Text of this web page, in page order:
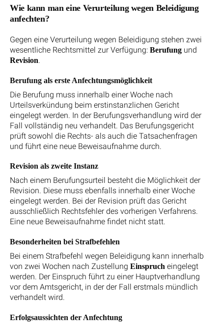
Wie kann man eine Verurteilung wegen Beleidigung
anfechten?
Gegen eine Verurteilung wegen Beleidigung stehen zwei
wesentliche Rechtsmittel zur Verfügung: Berufung und
Revision.
Berufung als erste Anfechtungsmöglichkeit
Die Berufung muss innerhalb einer Woche nach
Urteilsverkündung beim erstinstanzlichen Gericht
eingelegt werden. In der Berufungsverhandlung wird der
Fall vollständig neu verhandelt. Das Berufungsgericht
prüft sowohl die Rechts- als auch die Tatsachenfragen
und führt eine neue Beweisaufnahme durch.
Revision als zweite Instanz
Nach einem Berufungsurteil besteht die Möglichkeit der
Revision. Diese muss ebenfalls innerhalb einer Woche
eingelegt werden. Bei der Revision prüft das Gericht
ausschließlich Rechtsfehler des vorherigen Verfahrens.
Eine neue Beweisaufnahme findet nicht statt.
Besonderheiten bei Strafbefehlen
Bei einem Strafbefehl wegen Beleidigung kann innerhalb
von zwei Wochen nach Zustellung Einspruch eingelegt
werden. Der Einspruch führt zu einer Hauptverhandlung
vor dem Amtsgericht, in der der Fall erstmals mündlich
verhandelt wird.
Erfolgsaussichten der Anfechtung